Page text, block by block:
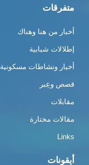
متفرقات
أخبار من هنا وهناك
إطلالات شبابية
أخبار ونشاطات مسكونية
قصص وعِبر
مقابلات
مقالات مختارة
Links
أيقونات